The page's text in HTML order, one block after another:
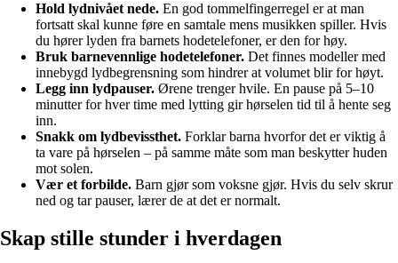
Hold lydnivået nede. En god tommelfingerregel er at man
fortsatt skal kunne føre en samtale mens musikken spiller. Hvis
du hører lyden fra barnets hodetelefoner, er den for høy.
Bruk barnevennlige hodetelefoner. Det finnes modeller med
innebygd lydbegrensning som hindrer at volumet blir for høyt.
Legg inn lydpauser. Ørene trenger hvile. En pause på 5–10
minutter for hver time med lytting gir hørselen tid til å hente seg
inn.
Snakk om lydbevissthet. Forklar barna hvorfor det er viktig å
ta vare på hørselen – på samme måte som man beskytter huden
mot solen.
Vær et forbilde. Barn gjør som voksne gjør. Hvis du selv skrur
ned og tar pauser, lærer de at det er normalt.
Skap stille stunder i hverdagen